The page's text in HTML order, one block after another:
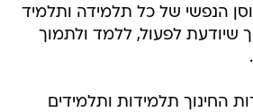
הנפשי של כל תלמידה ותלמיד
שיודעת לפעול, ללמד ולתמוך
החינוך תלמידות ותלמידים